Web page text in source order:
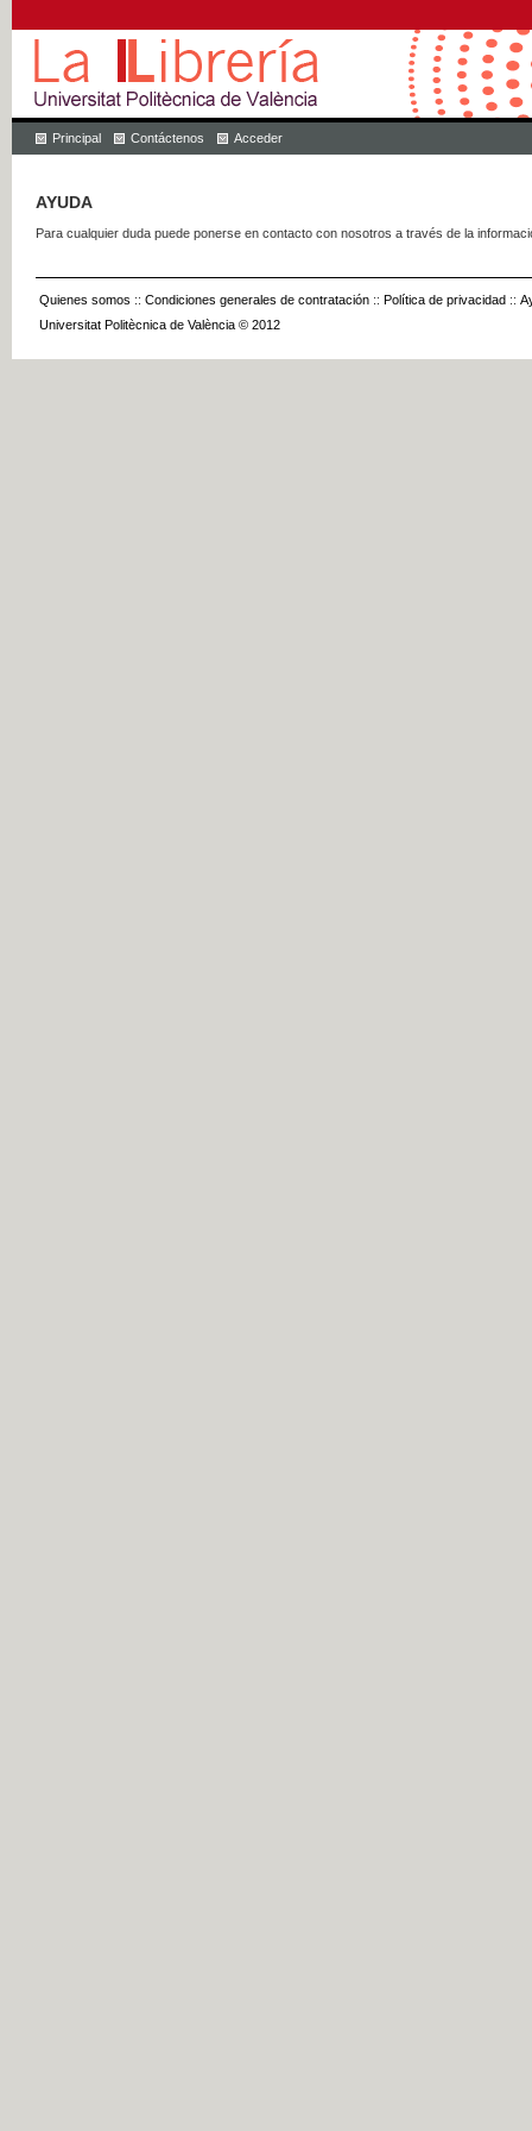
Principal Contáctenos Acceder
AYUDA
Para cualquier duda puede ponerse en contacto con nosotros a través de la
Quienes somos :: Condiciones generales de contratación :: Política de privacidad ::
Universitat Politècnica de València © 2012